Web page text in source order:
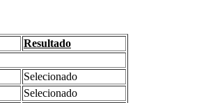
Resultado
Selecionado
Selecionado